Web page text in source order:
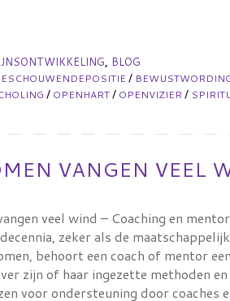
, BLOG
/
/ OPENHART / OPENVIZIER /
VANGEN VEEL
veel wind – Coaching en
zeker als de
behoort een coach of mentor
zijn of haar ingezette methoden
voor ondersteuning door coaches